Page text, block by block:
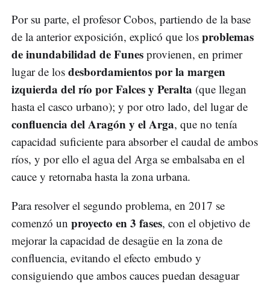
Por su parte, el profesor Cobos, partiendo de la base
de la anterior exposición, explicó que los problemas
de inundabilidad de Funes provienen, en primer
lugar de los desbordamientos por la margen
izquierda del río por Falces y Peralta (que llegan
hasta el casco urbano); y por otro lado, del lugar de
confluencia del Aragón y el Arga, que no tenía
capacidad suficiente para absorber el caudal de ambos
ríos, y por ello el agua del Arga se embalsaba en el
cauce y retornaba hasta la zona urbana.
Para resolver el segundo problema, en 2017 se
comenzó un proyecto en 3 fases, con el objetivo de
mejorar la capacidad de desagüe en la zona de
confluencia, evitando el efecto embudo y
consiguiendo que ambos cauces puedan desaguar